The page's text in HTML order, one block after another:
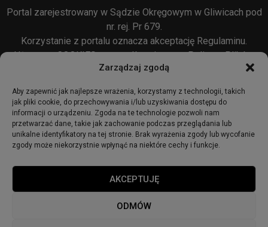
Zarządzaj zgodą
Aby zapewnić jak najlepsze wrażenia, korzystamy z technologii, takich
jak pliki cookie, do przechowywania i/lub uzyskiwania dostępu do
informacji o urządzeniu. Zgoda na te technologie pozwoli nam
przetwarzać dane, takie jak zachowanie podczas przeglądania lub
unikalne identyfikatory na tej stronie. Brak wyrażenia zgody lub wycofanie
zgody może niekorzystnie wpłynąć na niektóre cechy i funkcje.
AKCEPTUJĘ
ODMÓW
Portal zarejestrowany w Sądzie Okręgowym w Gliwicach pod
nr. rej. Pr 679.
Korzystanie z portalu oznacza akceptację Regulaminu.
Używamy COOKIES w sposób opisany wPolityce Plików
Cookie
© 2018 - zabrze24.info.
Polityka Prywatności
Polityka cookies